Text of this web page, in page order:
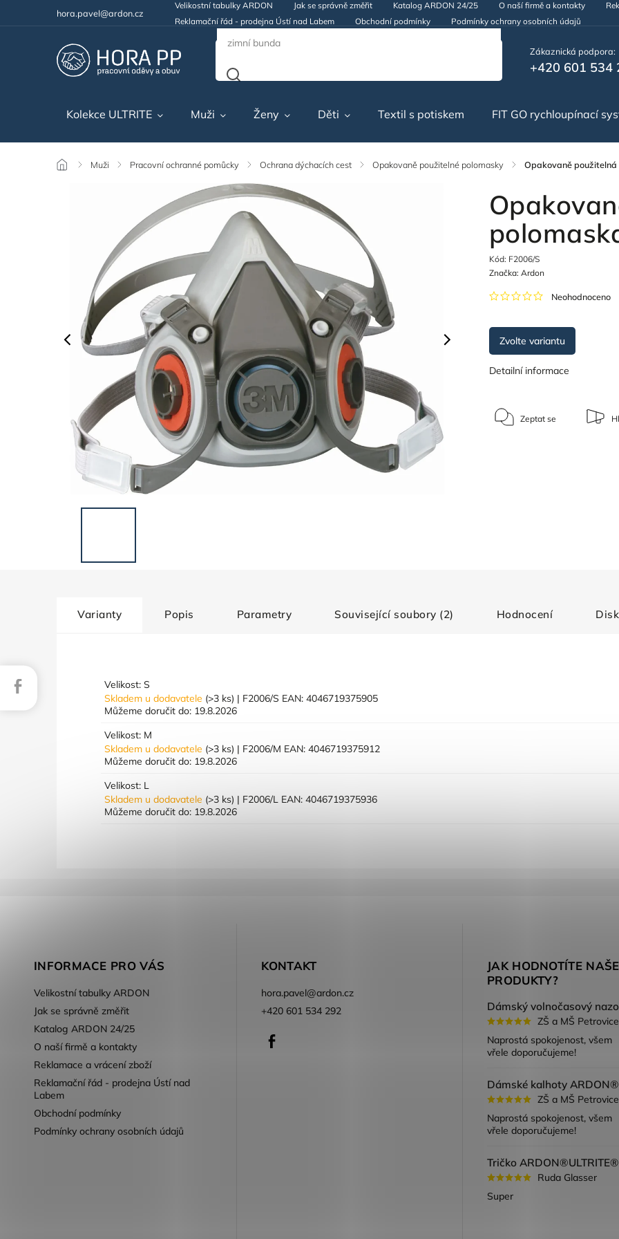
hora.pavel@ardon.cz
Velikostní tabulky ARDON Jak se správně změřit Katalog ARDON 24/25 O naší firmě a kontakty
Reklamační řád - prodejna Ústí nad Labem
Obchodní podmínky Podmínky ochrany osobních údajů
Zákaznická podpora:
+420 601 534
Kolekce ULTRITE Muži Ženy Děti Textil s potiskem FIT GO rychloupínací
/ Muži / Pracovní ochranné pomůcky / Ochrana dýchacích cest / Opakovaně použitelné polomasky / Opakovaně
Kód: F2006/S
Neohodnoceno
Značka: Ardon
Zvolte variantu
Detailní informace
Zeptat se
Varianty Popis Parametry Související soubory (2) Hodnocení
Velikost: S
Skladem u dodavatele (>3 ks) | F2006/S EAN: 4046719375905
Můžeme doručit do: 19.8.2026
Velikost: M
Skladem u dodavatele (>3 ks) | F2006/M EAN: 4046719375912
Můžeme doručit do: 19.8.2026
Velikost: L
Skladem u dodavatele (>3 ks) | F2006/L EAN: 4046719375936
Můžeme doručit do: 19.8.2026
INFORMACE PRO VÁS
Velikostní tabulky ARDON
Jak se správně změřit
Katalog ARDON 24/25
O naší firmě a kontakty
Reklamace a vrácení zboží
Reklamační řád - prodejna Ústí nad
Labem
Obchodní podmínky
Podmínky ochrany osobních údajů
KONTAKT
hora.pavel@ardon.cz
+420 601 534 292
JAK HODNOTÍTE NAŠE
PRODUKTY?
ZŠ a MŠ Petrovice
Naprostá spokojenost, všem
vřele doporučujeme!
ZŠ a MŠ Petrovice
Naprostá spokojenost, všem
vřele doporučujeme!
Ruda Glasser
Super